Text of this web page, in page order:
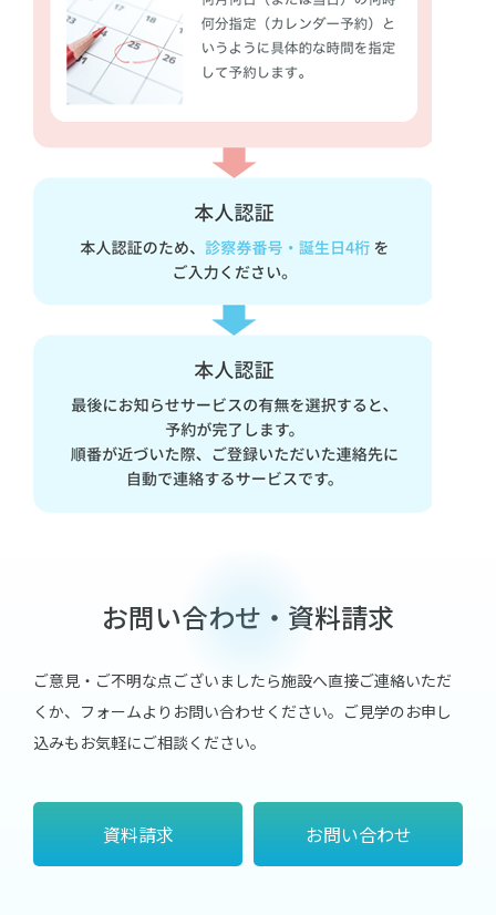
お問い合わせ・資料請求
ご意見・ご不明な点ございましたら施設へ直接ご連絡いただ
くか、フォームよりお問い合わせください。 ご見学のお申し
込みもお気軽にご相談ください。
資料請求 お問い合わせ